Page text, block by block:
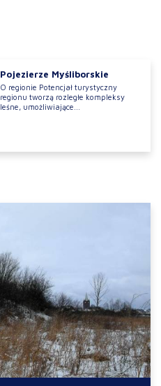
Pojezierze Myśliborskie
O regionie Potencjał turystyczny
regionu tworzą rozległe kompleksy
leśne, umożliwiające...